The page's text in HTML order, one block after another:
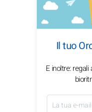
Il tuo
E inoltre: